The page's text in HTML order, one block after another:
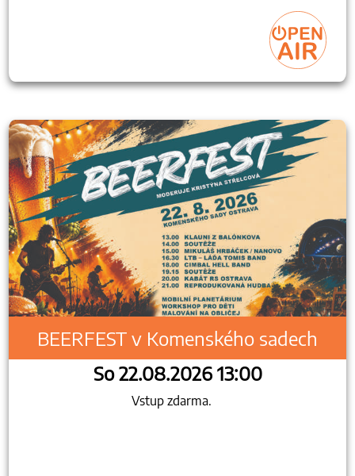
BEERFEST v Komenského sadech
So 22.08.2026 13:00
Vstup zdarma.